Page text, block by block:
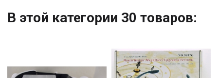
В этой категории 30 товаров: